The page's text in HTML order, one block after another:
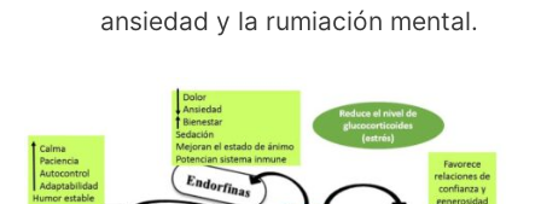
ansiedad y la rumiación mental.